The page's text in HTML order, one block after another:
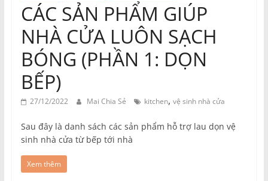
CÁC SẢN PHẨM GIÚP
NHÀ CỬA LUÔN SẠCH
BÓNG (PHẦN 1: DỌN
BẾP)
27/12/2022 Mai Chia Sẻ kitchen, vệ sinh nhà cửa
Sau đây là danh sách các sản phẩm hỗ trợ lau dọn vệ
sinh nhà cửa từ bếp tới nhà
Xem thêm